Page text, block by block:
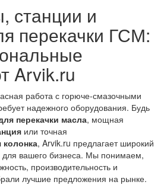
станции и
перекачки ГСМ:
Arvik.ru
работа с горюче-смазочными
надежного оборудования. Будь
перекачки масла, мощная
или точная
колонка, Arvik.ru предлагает широкий
вашего бизнеса. Мы понимаем,
производительность и
лучшие предложения на рынке.